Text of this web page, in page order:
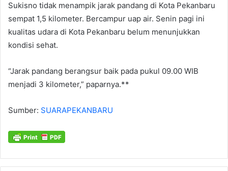
Sukisno tidak menampik jarak pandang di Kota Pekanbaru
sempat 1,5 kilometer. Bercampur uap air. Senin pagi ini
kualitas udara di Kota Pekanbaru belum menunjukkan
kondisi sehat.
“Jarak pandang berangsur baik pada pukul 09.00 WIB
menjadi 3 kilometer,” paparnya.**
Sumber: SUARAPEKANBARU